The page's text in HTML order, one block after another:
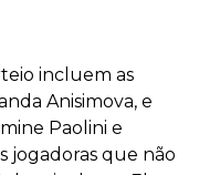
incluem as
Anisimova, e
Paolini e
jogadoras que não